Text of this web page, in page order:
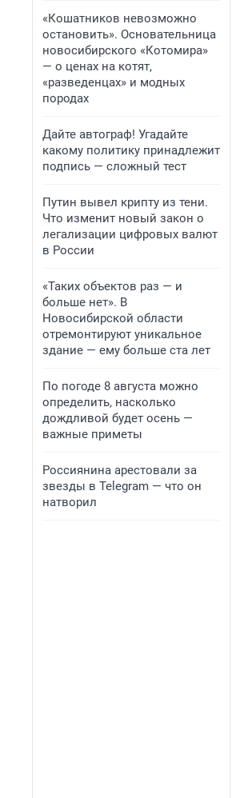
«Кошатников невозможно
остановить». Основательница
новосибирского «Котомира»
— о ценах на котят,
«разведенцах» и модных
породах
Дайте автограф! Угадайте
какому политику принадлежит
подпись — сложный тест
Путин вывел крипту из тени.
Что изменит новый закон о
легализации цифровых валют
в России
«Таких объектов раз — и
больше нет». В
Новосибирской области
отремонтируют уникальное
здание — ему больше ста лет
По погоде 8 августа можно
определить, насколько
дождливой будет осень —
важные приметы
Россиянина арестовали за
звезды в Telegram — что он
натворил